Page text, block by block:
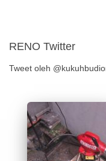
RENO Twitter
Tweet oleh